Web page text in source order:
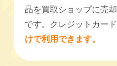
品を買取ショップに売
です。クレジットカー
けで利用できます。